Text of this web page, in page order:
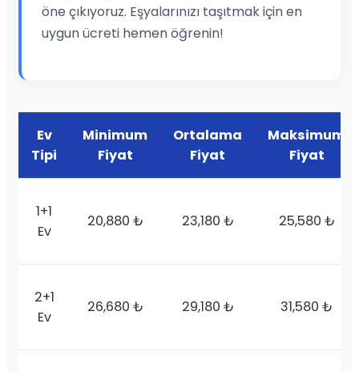
öne çıkıyoruz. Eşyalarınızı taşıtmak için en
uygun ücreti hemen öğrenin!
Ev
Tipi
Minimum
Fiyat
Ortalama
Fiyat
Maksimum
Fiyat
1+1
Ev
20,880 ₺ 23,180 ₺ 25,580 ₺
2+1
Ev
26,680 ₺ 29,180 ₺ 31,580 ₺